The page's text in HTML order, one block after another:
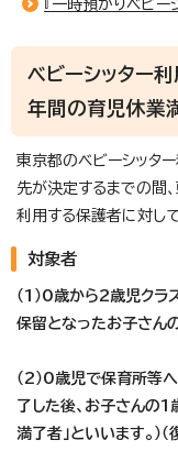
『一時預かりベビ
ベビーシッター
年間の育児休業
東京都のベビーシッタ
先が決定するまでの間
利用する保護者に対し
対象者
（1）0歳から2歳児ク
保留となったお子さん
（2）0歳児で保育所等
了した後、お子さんの1
満了者」といいます。